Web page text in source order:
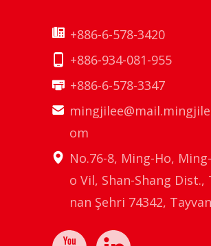
+886-6-578-3420
+886-934-081-955
+886-6-578-3347
om
No.76-8, Ming-Ho,
o Vil, Shan-Shang Dist.,
nan Şehri 74342, Tayvan